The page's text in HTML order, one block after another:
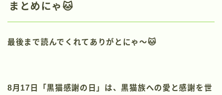
まとめにゃ🐱
最後まで読んでくれてありがとにゃ〜🐱
8月17日「黒猫感謝の日」は、黒猫族への愛と感謝を世